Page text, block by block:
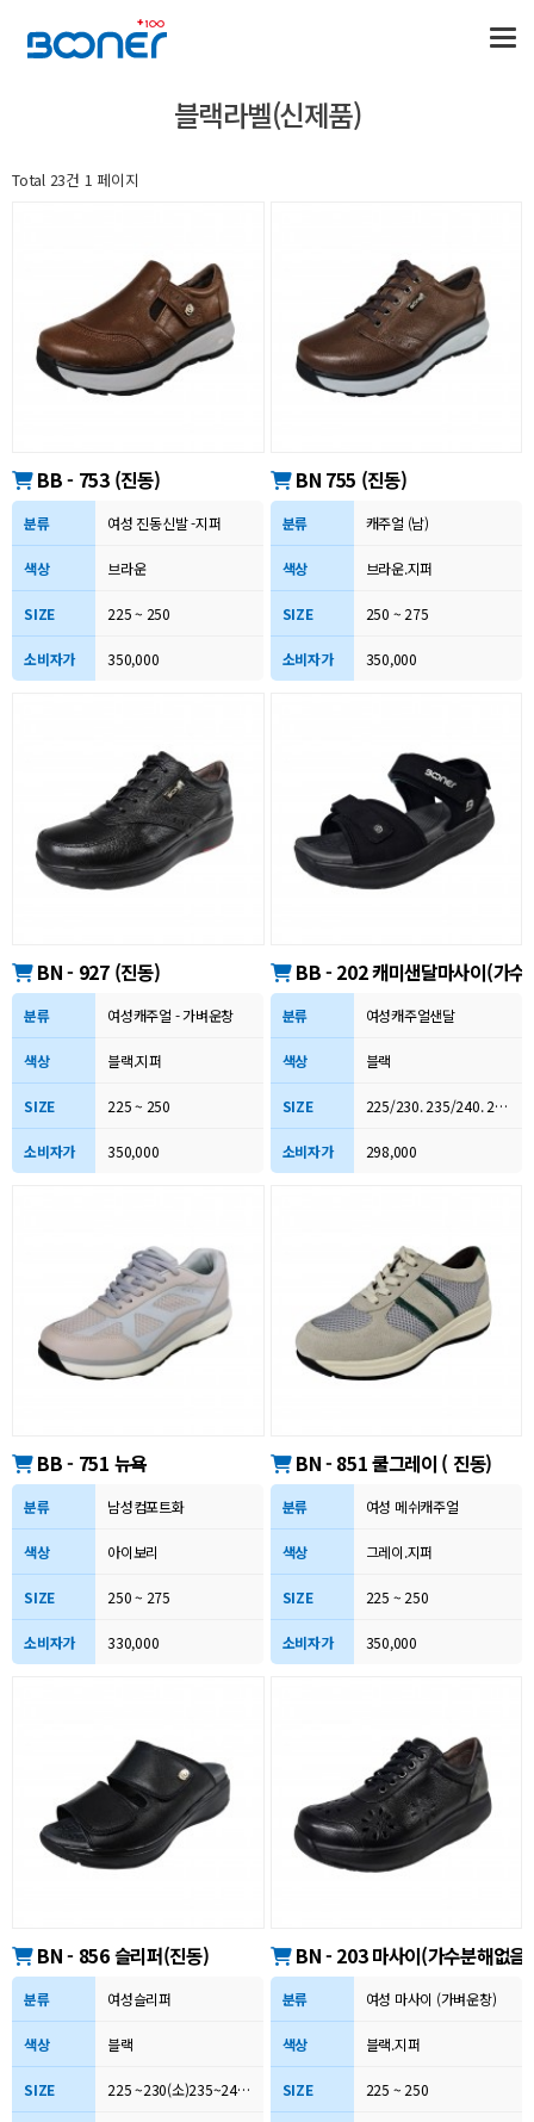
블랙라벨(신제품)
Total 23건 1 페이지
BB - 753 (진동)
분류 여성 진동신발 -지퍼
색상 브라운
SIZE 225 ~ 250
소비자가 350,000
BN 755 (진동)
분류 캐주얼 (남)
색상 브라운.지퍼
SIZE 250 ~ 275
소비자가 350,000
BN - 927 (진동)
분류 여성캐주얼 - 가벼운창
색상 블랙.지퍼
SIZE 225 ~ 250
소비자가 350,000
BB - 202 캐미샌달마사이(가수
분류 여성캐주얼샌달
색상 블랙
SIZE 225/230. 235/240. 245/250 소. 중. 대
소비자가 298,000
BB - 751 뉴욕
분류 남성컴포트화
색상 아이보리
SIZE 250 ~ 275
소비자가 330,000
BN - 851 쿨그레이 ( 진동)
분류 여성 메쉬캐주얼
색상 그레이.지퍼
SIZE 225 ~ 250
소비자가 350,000
BN - 856 슬리퍼(진동)
분류 여성슬리퍼
색상 블랙
SIZE 225 ~230(소)235~240(중)245~250(대)
BN - 203 마사이(가수분해없음)
분류 여성 마사이 (가벼운창)
색상 블랙.지퍼
SIZE 225 ~ 250